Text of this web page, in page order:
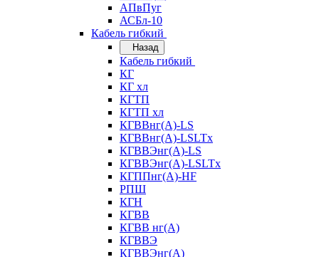
АПвПуг
АСБл-10
Кабель гибкий
Назад
Кабель гибкий
КГ
КГ хл
КГТП
КГТП хл
КГВВнг(А)-LS
КГВВнг(А)-LSLTx
КГВВЭнг(А)-LS
КГВВЭнг(А)-LSLTx
КГППнг(А)-HF
РПШ
КГН
КГВВ
КГВВ нг(А)
КГВВЭ
КГВВЭнг(А)